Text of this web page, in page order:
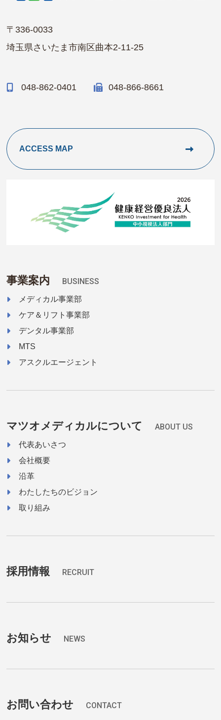
〒336-0033
埼玉県さいたま市南区曲本2-11-25
048-862-0401 048-866-8661
ACCESS MAP
事業案内 BUSINESS
メディカル事業部
ケア＆リフト事業部
デンタル事業部
MTS
アスクルエージェント
マツオメディカルについて ABOUT US
代表あいさつ
会社概要
沿革
わたしたちのビジョン
取り組み
採用情報 RECRUIT
お知らせ NEWS
お問い合わせ CONTACT